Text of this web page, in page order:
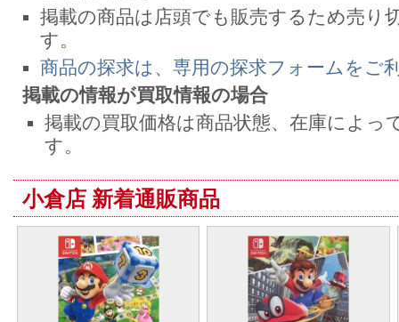
掲載の商品は店頭でも販売するため売り
す。
商品の探求は、専用の探求フォームをご
掲載の情報が買取情報の場合
掲載の買取価格は商品状態、在庫によっ
す。
小倉店 新着通販商品